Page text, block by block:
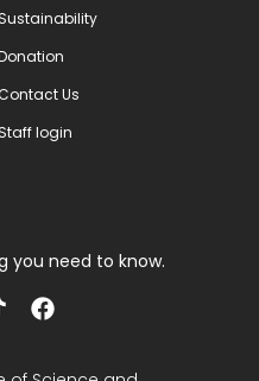
Sustainability
Us
Staff login
you need to know.